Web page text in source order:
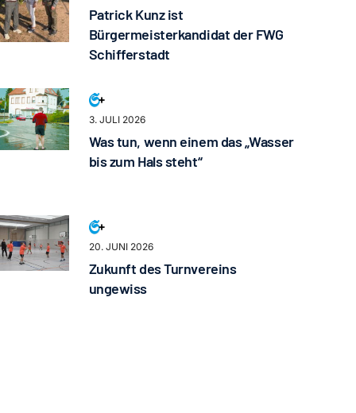
Patrick Kunz ist
Bürgermeisterkandidat der FWG
Schifferstadt
3. JULI 2026
Was tun, wenn einem das „Wasser
bis zum Hals steht“
20. JUNI 2026
Zukunft des Turnvereins
ungewiss